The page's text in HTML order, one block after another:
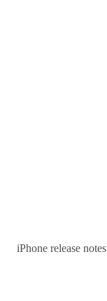
iPhone release notes